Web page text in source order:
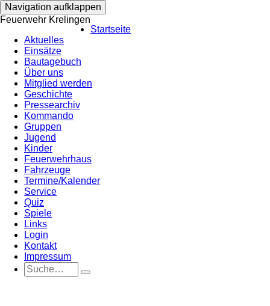
Navigation aufklappen
Feuerwehr Krelingen
Startseite
Aktuelles
Einsätze
Bautagebuch
Über uns
Mitglied werden
Geschichte
Pressearchiv
Kommando
Gruppen
Jugend
Kinder
Feuerwehrhaus
Fahrzeuge
Termine/Kalender
Service
Quiz
Spiele
Links
Login
Kontakt
Impressum